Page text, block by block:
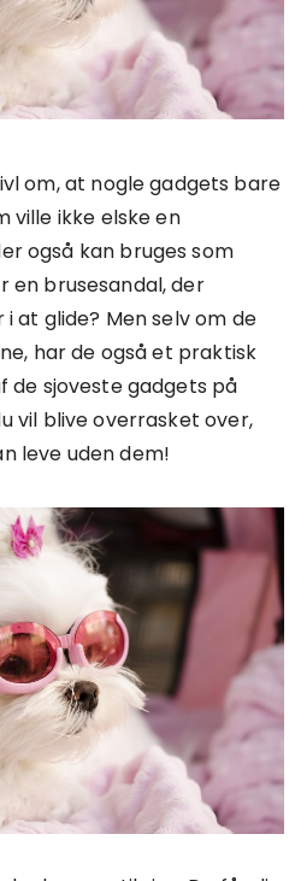
om, at nogle gadgets bare
ville ikke elske en
også kan bruges som
en brusesandal, der
at glide? Men selv om de
har de også et praktisk
de sjoveste gadgets på
vil blive overrasket over,
leve uden dem!